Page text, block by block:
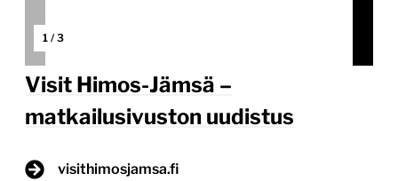
1 / 3
Visit Himos-Jämsä –
matkailusivuston uudistus
visithimosjamsa.fi